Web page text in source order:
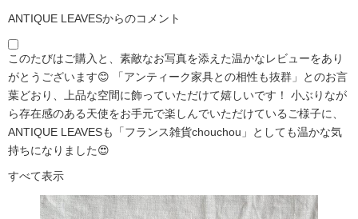
ANTIQUE LEAVESからのコメント
このたびはご購入と、素敵なお写真を添えた温かなレビューをあり
がとうございます😊 「アンティーク家具との相性も抜群」とのお言
葉どおり、上品な空間に飾っていただけて嬉しいです！ 小ぶりなが
ら存在感のある天使をお手元で楽しんでいただけているご様子に、
ANTIQUE LEAVESも「フランス雑貨chouchou」としても温かな気
持ちになりました😍
すべて表示